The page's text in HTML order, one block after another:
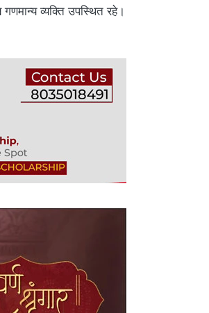
व्यक्ति उपस्थित रहे।